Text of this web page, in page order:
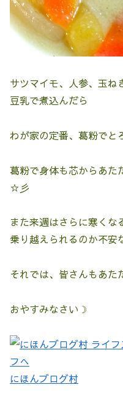
サツマイモ、人参、玉ね
豆乳で煮込んだら
わが家の定番、葛粉で
葛粉で身体も芯からあた
☆彡
また来週はさらに寒くな
乗り越えられるのか不安
それでは、皆さんもあた
おやすみなさい☽
にほんブログ村